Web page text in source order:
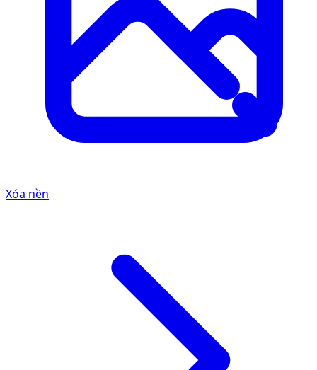
Xóa nền